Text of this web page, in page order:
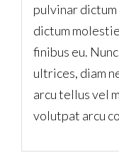
pulvinar dictum
dictum
finibus eu.
ultrices, diam
arcu tellus vel
volutpat arcu